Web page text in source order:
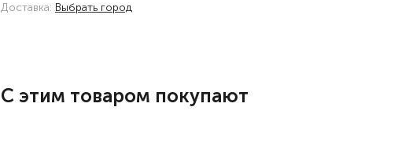
Доставка: Выбрать город
С этим товаром покупают